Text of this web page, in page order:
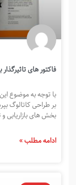
فاکتور های
با توجه به موضوع
بر طراحی کاتالوگ
بخش های بازاریابی
ادامه مطلب »